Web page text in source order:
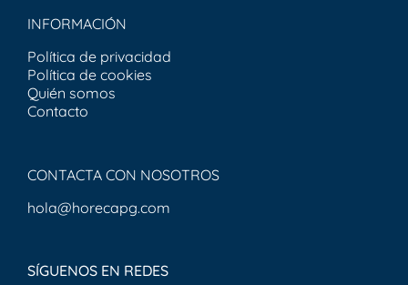
INFORMACIÓN
Política de privacidad
Política de cookies
Quién somos
Contacto
CONTACTA CON NOSOTROS
hola@horecapg.com
SÍGUENOS EN REDES